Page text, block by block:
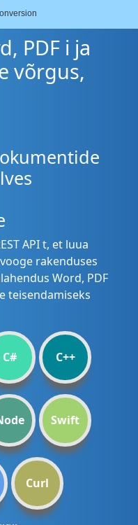
PDF i ja
võrgus,
API t, et luua
rakenduses
Word, PDF
teisendamiseks
C# C++
Swift
Curl